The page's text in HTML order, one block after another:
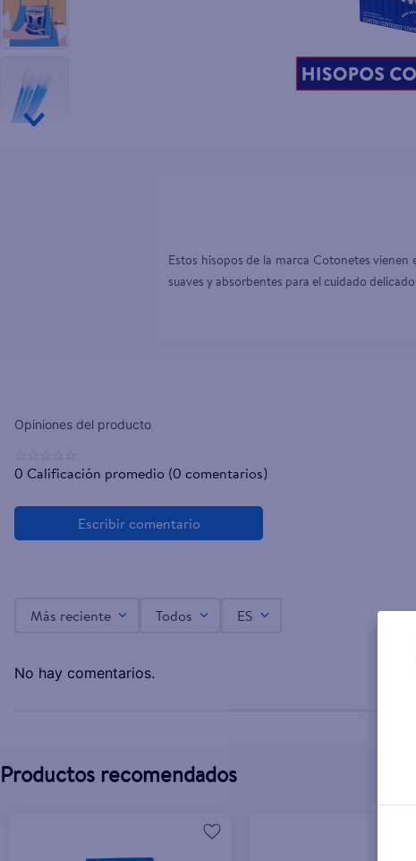
Estos hisopos de la marca Cotonetes
suaves y absorbentes para el cuidado
0 Calificación promedio (0 comentarios)
Más reciente Todos ES
No hay comentarios.
Productos recomendados
goodyear